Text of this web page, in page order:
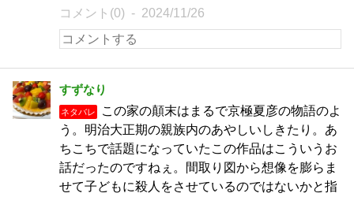
コメント(0) 2024/11/26
すずなり
ネタバレ
この家の顛末はまるで京極夏彦の物語のよ
う。明治大正期の親族内のあやしいしきたり。あ
ちこちで話題になっていたこの作品はこういうお
話だったのですねぇ。間取り図から想像を膨らま
せて子どもに殺人をさせているのではないかと指